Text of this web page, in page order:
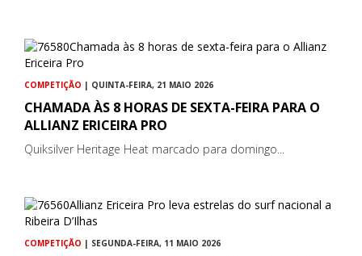
COMPETIÇÃO | QUINTA-FEIRA, 21 MAIO 2026
CHAMADA ÀS 8 HORAS DE SEXTA-FEIRA PARA O
ALLIANZ ERICEIRA PRO
Quiksilver Heritage Heat marcado para domingo...
COMPETIÇÃO | SEGUNDA-FEIRA, 11 MAIO 2026